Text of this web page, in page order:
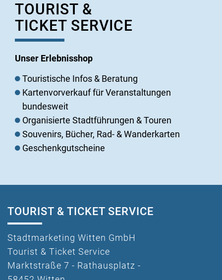
TOURIST &
TICKET SERVICE
Unser Erlebnisshop
Touristische Infos & Beratung
Kartenvorverkauf für Veranstaltungen
bundesweit
Organisierte Stadtführungen & Touren
Souvenirs, Bücher, Rad- & Wanderkarten
Geschenkgutscheine
TOURIST & TICKET SERVICE
Stadtmarketing Witten GmbH
Tourist & Ticket Service
Marktstraße 7 - Rathausplatz -